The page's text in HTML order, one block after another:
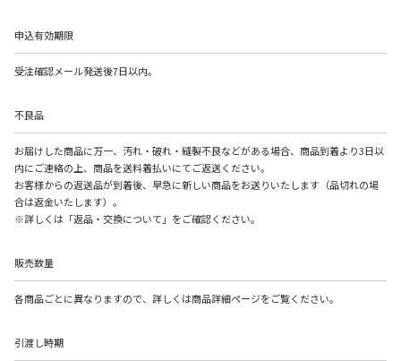
申込有効期限
受注確認メール発送後7日以内。
不良品
お届けした商品に万一、汚れ・破れ・縫製不良などがある場合、商品到着より3日以
内にご連絡の上、商品を送料着払いにてご返送ください。
お客様からの返送品が到着後、早急に新しい商品をお送りいたします（品切れの場
合は返金いたします）。
※詳しくは「返品・交換について」をご確認ください。
販売数量
各商品ごとに異なりますので、詳しくは商品詳細ページをご覧ください。
引渡し時期